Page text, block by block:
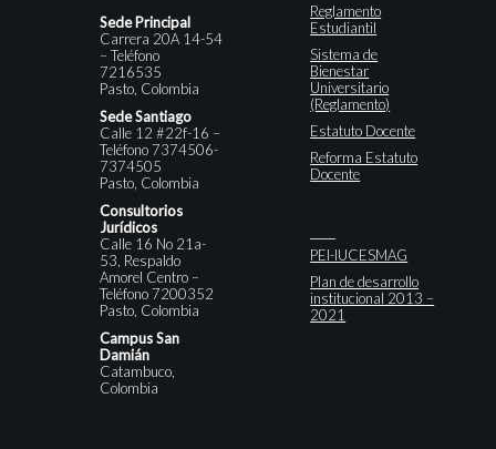
Sede Principal
Carrera 20A 14-54
– Teléfono
7216535
Pasto, Colombia
Sede Santiago
Calle 12 #22f-16 –
Teléfono 7374506-
7374505
Pasto, Colombia
Consultorios
Jurídicos
Calle 16 No 21a-
53, Respaldo
Amorel Centro –
Teléfono 7200352
Pasto, Colombia
Campus San
Damián
Catambuco,
Colombia
Reglamento
Estudiantil
Sistema de
Bienestar
Universitario
(Reglamento)
Estatuto Docente
Reforma Estatuto
Docente
PEI-IUCESMAG
Plan de desarrollo
institucional 2013 –
2021